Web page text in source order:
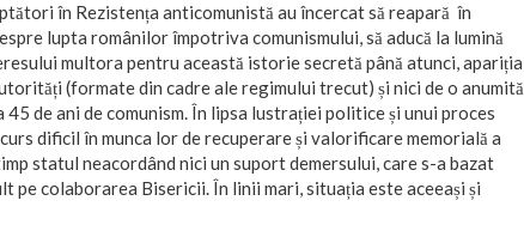
în Rezistența anticomunistă au încercat să reapară în
lupta românilor împotriva comunismului, să aducă la lumină
multora pentru această istorie secretă până atunci, apariția
(formate din cadre ale regimului trecut) și nici de o anumită
de ani de comunism. În lipsa lustrației politice și unui proces
dificil în munca lor de recuperare și valorificare memorială a
statul neacordând nici un suport demersului, care s-a bazat
pe colaborarea Bisericii. În linii mari, situația este aceeași și